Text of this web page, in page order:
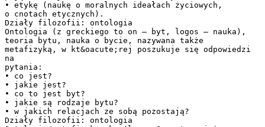
• etykę (naukę o moralnych ideałach życiowych,
o cnotach etycznych).
Działy filozofii: ontologia
Ontologia (z greckiego to on – byt, logos – nauka),
teoria bytu, nauka o bycie, nazywana także
metafizyką, w kt&oacute;rej poszukuje się odpowiedzi
na
pytania:
• co jest?
• jakie jest?
• co to jest byt?
• jakie są rodzaje bytu?
• w jakich relacjach ze sobą pozostają?
Działy filozofii: ontologia